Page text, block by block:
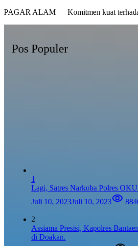
PAGAR ALAM — Komitmen kuat
Pos Populer
1
Lagi, Satres Narkoba Polres
Juli 10, 2023Juli 10, 2023
2
Assiama Presisi, Kapolres
di Doakan.